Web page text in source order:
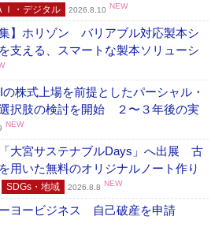
Ｉ・デジタル 2026.8.10 NEW
集】ホリゾン バリアブル対応製本シ
支える、スマートな製本ソリューシ
株式上場を前提としたパーシャル・
択肢の検討を開始 ２〜３年後の実
NEW
大宮サステナブルDays」へ出展 古
用いた無料のオリジナルノート作り
SDGs・地域 2026.8.8 NEW
ヨービジネス 自己破産を申請